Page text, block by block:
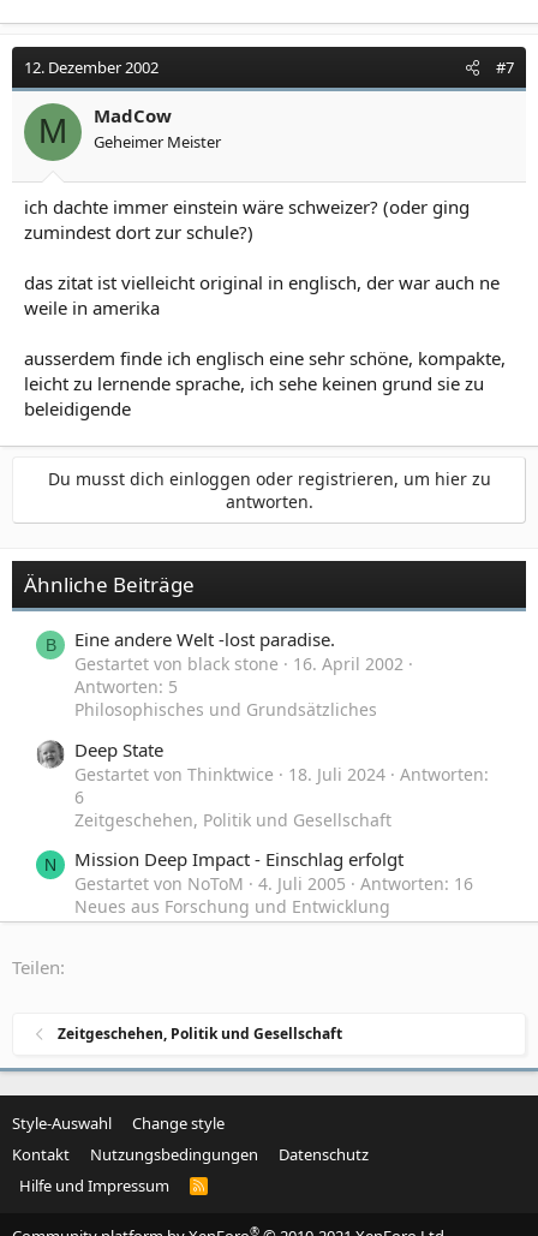
12. Dezember 2002 #7
M MadCow
Geheimer Meister
ich dachte immer einstein wäre schweizer? (oder ging
zumindest dort zur schule?)
das zitat ist vielleicht original in englisch, der war auch ne
weile in amerika
ausserdem finde ich englisch eine sehr schöne, kompakte,
leicht zu lernende sprache, ich sehe keinen grund sie zu
beleidigende
Du musst dich einloggen oder registrieren, um hier zu
antworten.
Ähnliche Beiträge
B Eine andere Welt -lost paradise.
Gestartet von black stone
16. April 2002
Antworten: 5
Philosophisches und Grundsätzliches
Deep State
Gestartet von Thinktwice 18. Juli 2024
Antworten:
6
Zeitgeschehen, Politik und Gesellschaft
N Mission Deep Impact - Einschlag erfolgt
Gestartet von NoToM 4. Juli 2005
Antworten: 16
Neues aus Forschung und Entwicklung
Teilen:
Zeitgeschehen, Politik und Gesellschaft
Style-Auswahl
Change style
Kontakt
Nutzungsbedingungen
Datenschutz
Hilfe und Impressum
R
®